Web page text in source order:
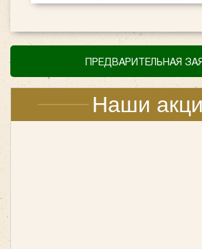
ПРЕДВАРИТЕЛЬНАЯ
Наши